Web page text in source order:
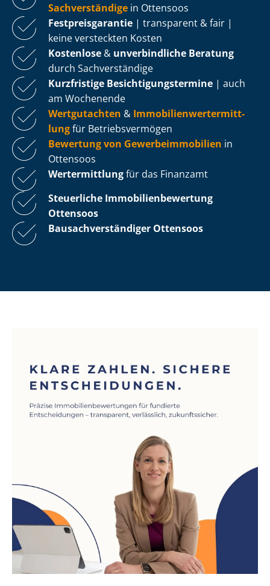
Sachverständige in Ottensoos
Fest­preis­ga­ran­tie | transparent & fair |
keine versteckten Kosten
Kostenlose & unverbindliche Beratung
durch Sachverständige
Kurzfristige Be­sich­ti­gungs­ter­mi­ne | auch
am Wochenende
Wertgutachten & Im­mo­bi­li­en­wert­ermitt­
lungfür Be­triebs­ver­mö­gen
Bewertung von Ge­wer­be­im­mo­bi­li­en in
Ottensoos
Wertermittlungfür das Finanzamt
Steuerliche Im­mo­bi­li­en­be­wer­tung
Ottensoos
Bau­sach­ver­stän­di­ger Ottensoos